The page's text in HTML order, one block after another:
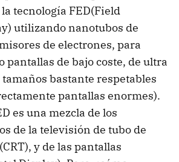
tecnología FED(Field
utilizando nanotubos de
de electrones, para
pantallas de bajo coste, de ultra
bastante respetables
pantallas enormes).
es una mezcla de los
de la televisión de tubo de
y de las pantallas